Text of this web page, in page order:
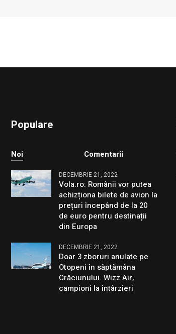
Populare
Noi Comentarii
DECEMBRIE 21, 2022
Vola.ro: Românii vor putea
achizționa bilete de avion la
prețuri începând de la 20
de euro pentru destinații
din Europa
DECEMBRIE 21, 2022
Doar 3 zboruri anulate pe
Otopeni în săptămâna
Crăciunului. Wizz Air,
campioni la întârzieri